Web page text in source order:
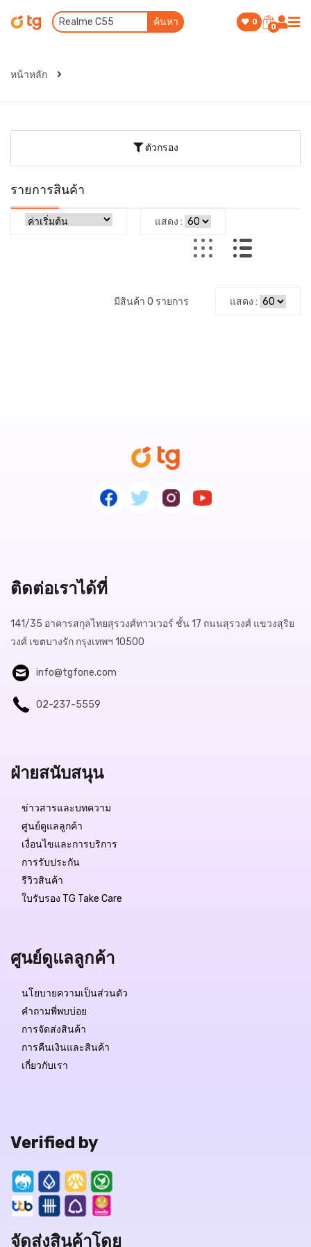
ค้นหา 0
0
หน้าหลัก
ตัวกรอง
รายการสินค้า
แสดง :
มีสินค้า 0 รายการ แสดง :
ติดต่อเราได้ที่
141/35 อาคารสกุลไทยสุรวงศ์ทาวเวอร์ ชั้น 17 ถนนสุรวงศ์ แขวงสุริย
วงศ์ เขตบางรัก กรุงเทพฯ 10500
info@tgfone.com
02-237-5559
ฝ่ายสนับสนุน
ข่าวสารและบทความ
ศูนย์ดูแลลูกค้า
เงื่อนไขและการบริการ
การรับประกัน
รีวิวสินค้า
ใบรับรอง TG Take Care
ศูนย์ดูแลลูกค้า
นโยบายความเป็นส่วนตัว
คำถามพี่พบบ่อย
การจัดส่งสินค้า
การคืนเงินและสินค้า
เกี่ยวกับเรา
Verified by
จัดส่งสินค้าโดย